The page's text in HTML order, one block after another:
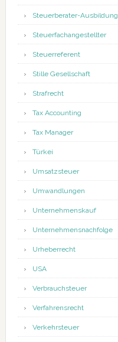
Steuerberater-Ausbildung
Steuerfachangestellter
Steuerreferent
Stille Gesellschaft
Strafrecht
Tax Accounting
Tax Manager
Türkei
Umsatzsteuer
Umwandlungen
Unternehmenskauf
Unternehmensnachfolge
Urheberrecht
USA
Verbrauchsteuer
Verfahrensrecht
Verkehrsteuer